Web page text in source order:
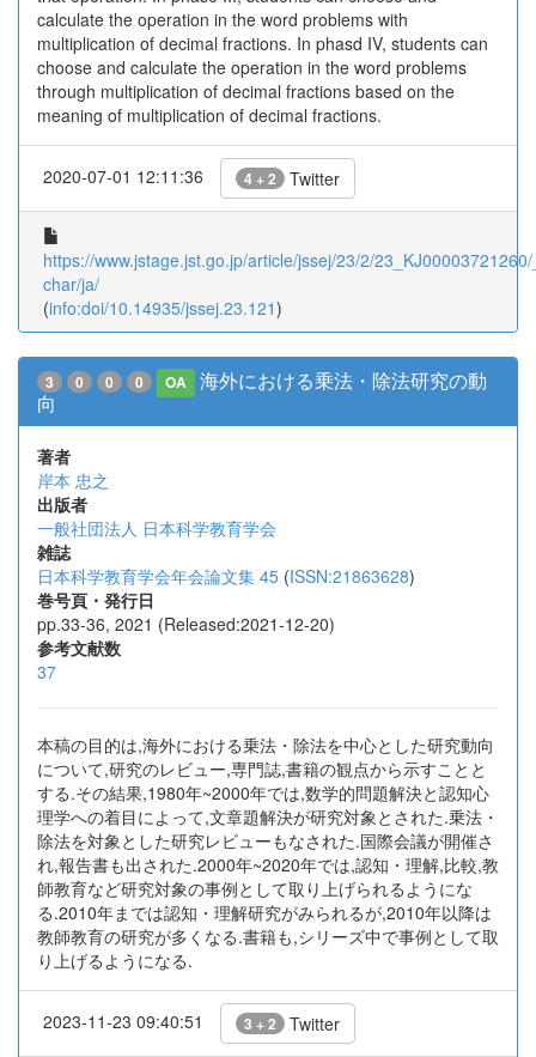
calculate the operation in the word problems with
multiplication of decimal fractions. In phasd IV, students can
choose and calculate the operation in the word problems
through multiplication of decimal fractions based on the
meaning of multiplication of decimal fractions.
2020-07-01 12:11:36 4 + 2 Twitter
https://www.jstage.jst.go.jp/article/jssej/23/2/
char/ja/
(info:doi/10.14935/jssej.23.121)
3 0 0 0 OA
海外における乗法・除法研究の動
向
著者
岸本 忠之
出版者
一般社団法人 日本科学教育学会
雑誌
日本科学教育学会年会論文集 45 (ISSN:21863628)
巻号頁・発行日
pp.33-36, 2021 (Released:2021-12-20)
参考文献数
37
本稿の目的は,海外における乗法・除法を中心とした研究動向
について,研究のレビュー,専門誌,書籍の観点から示すことと
する.その結果,1980年~2000年では,数学的問題解決と認知心
理学への着目によって,文章題解決が研究対象とされた.乗法・
除法を対象とした研究レビューもなされた.国際会議が開催さ
れ,報告書も出された.2000年~2020年では,認知・理解,比較,教
師教育など研究対象の事例として取り上げられるようにな
る.2010年までは認知・理解研究がみられるが,2010年以降は
教師教育の研究が多くなる.書籍も,シリーズ中で事例として取
り上げるようになる.
2023-11-23 09:40:51 3 + 2 Twitter